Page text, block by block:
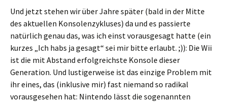
Und jetzt stehen wir über Jahre später (bald in der Mitte
des aktuellen Konsolenzykluses) da und es passierte
natürlich genau das, was ich einst vorausgesagt hatte (ein
kurzes „Ich habs ja gesagt“ sei mir bitte erlaubt. ;)): Die Wii
ist die mit Abstand erfolgreichste Konsole dieser
Generation. Und lustigerweise ist das einzige Problem mit
ihr eines, das (inklusive mir) fast niemand so radikal
vorausgesehen hat: Nintendo lässt die sogenannten